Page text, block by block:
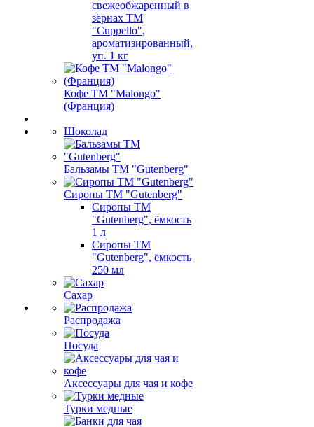
свежеобжаренный в
зёрнах ТМ
"Cuppello",
ароматизированный,
уп. 1 кг
Кофе ТМ "Malongo"
(Франция)
Шоколад
Бальзамы ТМ "Gutenberg"
Сиропы ТМ "Gutenberg"
Сиропы ТМ
"Gutenberg", ёмкость
1 л
Сиропы ТМ
"Gutenberg", ёмкость
250 мл
Сахар
Распродажа
Посуда
Аксессуары для чая и кофе
Турки медные